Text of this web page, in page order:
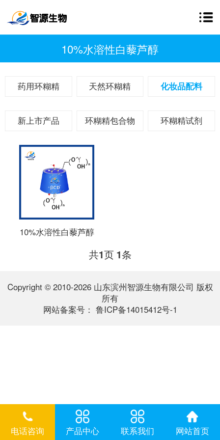
10%水溶性白藜芦醇
药用环糊精 天然环糊精 化妆品配料
新上市产品 环糊精包合物 环糊精试剂
10%水溶性白藜芦醇
共1页 1条
Copyright © 2010-2026 山东滨州智源生物有限公司 版权
所有
网站备案号： 鲁ICP备14015412号-1
电话咨询 产品中心 联系我们 网站首页